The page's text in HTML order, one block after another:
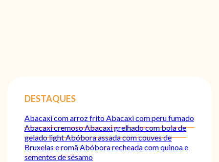
DESTAQUES
Abacaxi com arroz fritoAbacaxi com peru fumado
Abacaxi cremosoAbacaxi grelhado com bola de
gelado lightAbóbora assada com couves de
Bruxelas e romãAbóbora recheada com quinoa e
sementes de sésamo